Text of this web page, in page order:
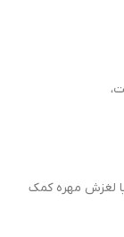
لغزش مهره کمک